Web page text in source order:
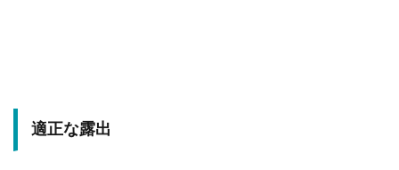
適正な露出